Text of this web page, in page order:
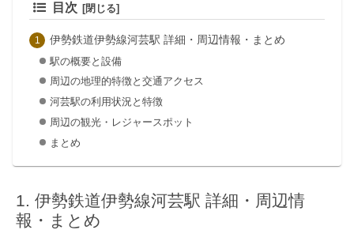
目次
伊勢鉄道伊勢線河芸駅 詳細・周辺情報・まとめ
駅の概要と設備
周辺の地理的特徴と交通アクセス
河芸駅の利用状況と特徴
周辺の観光・レジャースポット
まとめ
伊勢鉄道伊勢線河芸駅 詳細・周辺情
報・まとめ